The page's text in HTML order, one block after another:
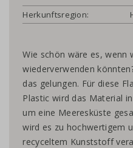
Herkunftsregion:
Wie schön wäre es, wenn
wiederverwenden
das gelungen. Für diese
Plastic wird das Material
um eine Meeresküste
wird es zu hochwertigem
recyceltem Kunststoff